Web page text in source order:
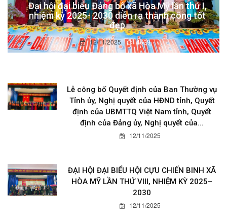
Đại hội đại biểu Đảng bộ xã Hòa Mỹ lần thứ I,
nhiệm kỳ 2025- 2030 diễn ra thành công tốt
đẹp
12/11/2025 4629
Lễ công bố Quyết định của Ban Thường vụ
Tỉnh ủy, Nghị quyết của HĐND tỉnh, Quyết
định của UBMTTQ Việt Nam tỉnh, Quyết
định của Đảng ủy, Nghị quyết của...
12/11/2025
ĐẠI HỘI ĐẠI BIỂU HỘI CỰU CHIẾN BINH XÃ
HÒA MỸ LẦN THỨ VIII, NHIỆM KỲ 2025–
2030
12/11/2025